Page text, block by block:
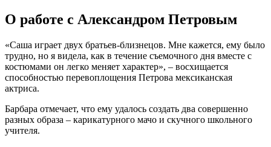
О работе с Александром Петровым
«Саша играет двух братьев-близнецов. Мне кажется, ему было
трудно, но я видела, как в течение съемочного дня вместе с
костюмами он легко меняет характер», – восхищается
способностью перевоплощения Петрова мексиканская
актриса.
Барбара отмечает, что ему удалось создать два совершенно
разных образа – карикатурного мачо и скучного школьного
учителя.